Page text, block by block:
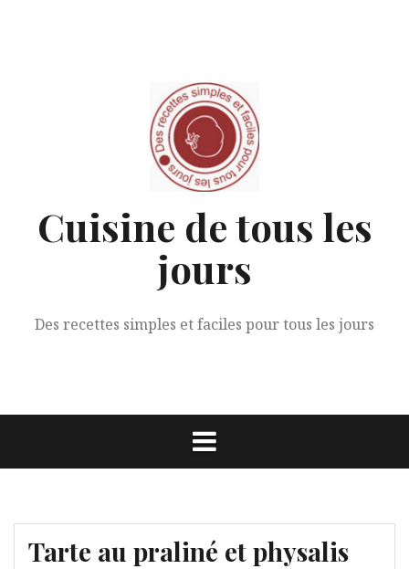
Cuisine de tous les
jours
Des recettes simples et faciles pour tous les jours
Tarte au praliné et physalis